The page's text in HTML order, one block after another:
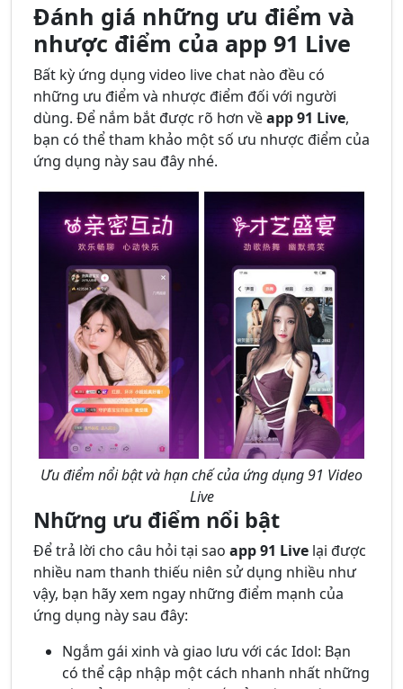
Đánh giá những ưu điểm và
nhược điểm của app 91 Live
Bất kỳ ứng dụng video live chat nào đều có
những ưu điểm và nhược điểm đối với người
dùng. Để nắm bắt được rõ hơn vềapp 91 Live,
bạn có thể tham khảo một số ưu nhược điểm của
ứng dụng này sau đây nhé.
Ưu điểm nổi bật và hạn chế của ứng dụng 91 Video
Live
Những ưu điểm nổi bật
Để trả lời cho câu hỏi tại sao app 91 Live lại được
nhiều nam thanh thiếu niên sử dụng nhiều như
vậy, bạn hãy xem ngay những điểm mạnh của
ứng dụng này sau đây:
Ngắm gái xinh và giao lưu với các Idol: Bạn
có thể cập nhập một cách nhanh nhất những